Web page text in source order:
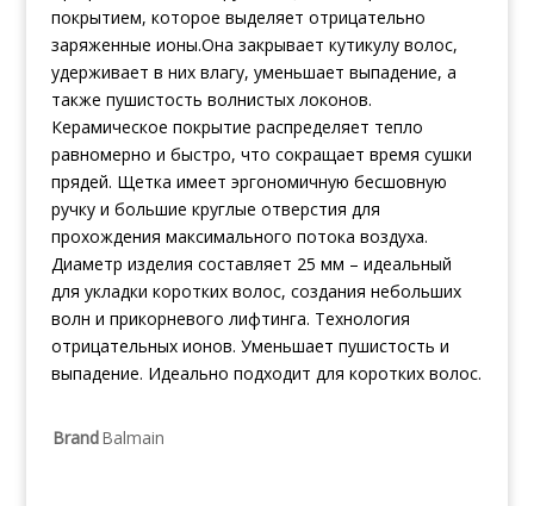
покрытием, которое выделяет отрицательно
заряженные ионы.Она закрывает кутикулу волос,
удерживает в них влагу, уменьшает выпадение, а
также пушистость волнистых локонов.
Керамическое покрытие распределяет тепло
равномерно и быстро, что сокращает время сушки
прядей. Щетка имеет эргономичную бесшовную
ручку и большие круглые отверстия для
прохождения максимального потока воздуха.
Диаметр изделия составляет 25 мм – идеальный
для укладки коротких волос, создания небольших
волн и прикорневого лифтинга. Технология
отрицательных ионов. Уменьшает пушистость и
выпадение. Идеально подходит для коротких волос.
BrandBalmain